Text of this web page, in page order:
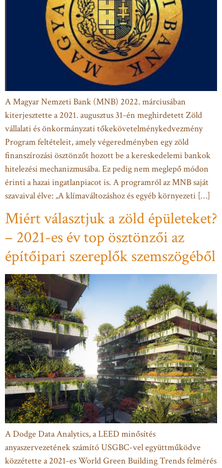
A Magyar Nemzeti Bank (MNB) 2022. márciusában
kiterjesztette a 2021. augusztus 31-én meghirdetett Zöld
vállalati és önkormányzati tőkekövetelménykedvezmény
Program feltételeit, amely végeredményben egy zöld
finanszírozási ösztönzőt hozott be a kereskedelemi bankok
hitelezési mechanizmusába. Ez pedig nem meglepő módon
érinti a hazai ingatlanpiacot is. A programról az MNB saját
szavaival élve: „A klímaváltozáshoz és egyéb környezeti […]
Miért választjuk a zöld épületeket?
– 2021-es év top ösztönzői az
építőipari szereplők szemszögéből
A Dodge Data Analytics, a LEED minősítés
anyaszervezetének számító USGBC-vel együttműködve
közzétette a 2021-es World Green Building Trends felmérés